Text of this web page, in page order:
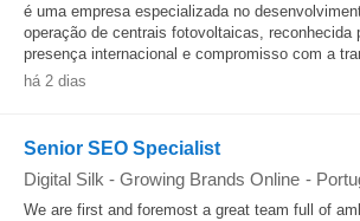
é uma empresa especializada no
operação de centrais fotovoltaicas, reconhecida
presença internacional e compromisso com a
há 2 dias
Senior SEO Specialist
Digital Silk - Growing Brands Online -
We are first and foremost a great team full of